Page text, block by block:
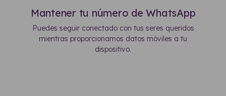
Mantener tu número de WhatsApp
Puedes seguir conectado con tus seres queridos
mientras proporcionamos datos móviles a tu
dispositivo.